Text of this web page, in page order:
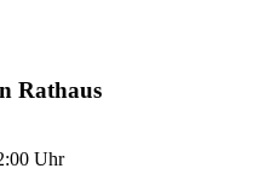
Rathaus
Uhr